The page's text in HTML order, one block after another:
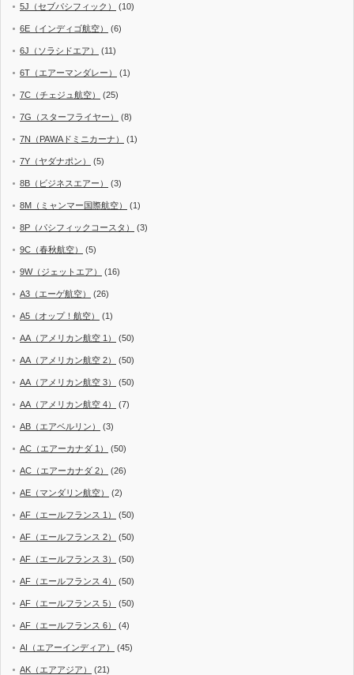
5J（セブパシフィック） (10)
6E（インディゴ航空） (6)
6J（ソラシドエア） (11)
6T（エアーマンダレー） (1)
7C（チェジュ航空） (25)
7G（スターフライヤー） (8)
7N（PAWAドミニカーナ） (1)
7Y（ヤダナポン） (5)
8B（ビジネスエアー） (3)
8M（ミャンマー国際航空） (1)
8P（パシフィックコースタ） (3)
9C（春秋航空） (5)
9W（ジェットエア） (16)
A3（エーゲ航空） (26)
A5（オップ！航空） (1)
AA（アメリカン航空 1） (50)
AA（アメリカン航空 2） (50)
AA（アメリカン航空 3） (50)
AA（アメリカン航空 4） (7)
AB（エアベルリン） (3)
AC（エアーカナダ 1） (50)
AC（エアーカナダ 2） (26)
AE（マンダリン航空） (2)
AF（エールフランス 1） (50)
AF（エールフランス 2） (50)
AF（エールフランス 3） (50)
AF（エールフランス 4） (50)
AF（エールフランス 5） (50)
AF（エールフランス 6） (4)
AI（エアーインディア） (45)
AK（エアアジア） (21)